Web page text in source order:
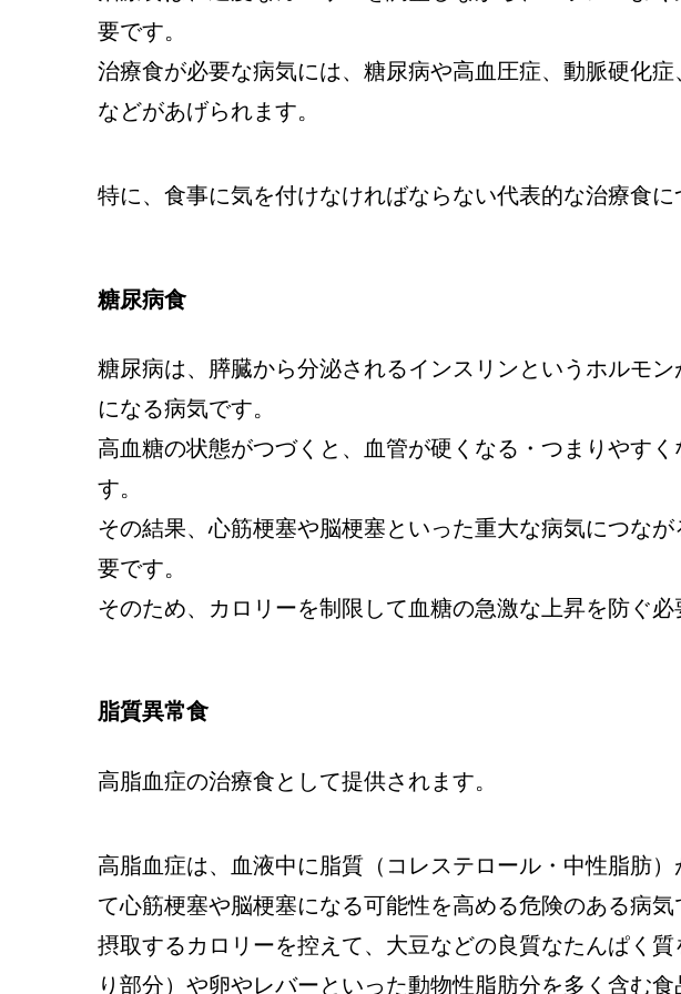
要です。
治療食が必要な病気には、糖尿病や高血圧症、動脈硬化
などがあげられます。
特に、食事に気を付けなければならない代表的な治療食に
糖尿病食
糖尿病は、膵臓から分泌されるインスリンというホルモ
になる病気です。
高血糖の状態がつづくと、血管が硬くなる・つまりやす
す。
その結果、心筋梗塞や脳梗塞といった重大な病気につな
要です。
そのため、カロリーを制限して血糖の急激な上昇を防ぐ必
脂質異常食
高脂血症の治療食として提供されます。
高脂血症は、血液中に脂質（コレステロール・中性脂肪
て心筋梗塞や脳梗塞になる可能性を高める危険のある病気
摂取するカロリーを控えて、大豆などの良質なたんぱく
り部分）や卵やレバーといった動物性脂肪分を多く含む食